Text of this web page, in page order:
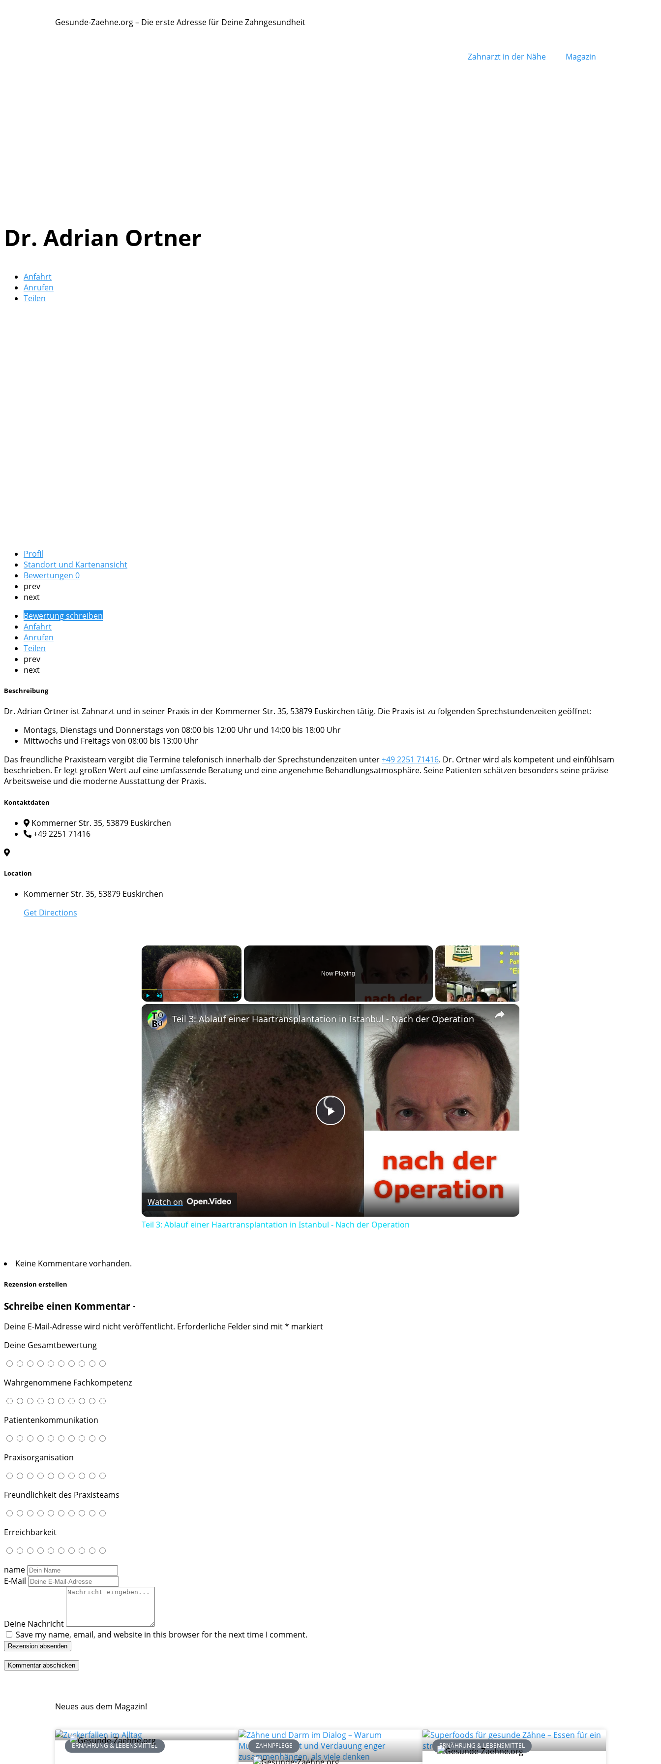
Gesunde-Zaehne.org – Die erste Adresse für Deine Zahngesundheit
Zahnarzt in der Nähe Magazin
Dr. Adrian Ortner
Anfahrt
Anrufen
Teilen
Profil
Standort und Kartenansicht
Bewertungen 0
prev
next
Bewertung schreiben
Anfahrt
Anrufen
Teilen
prev
next
Beschreibung
Dr. Adrian Ortner ist Zahnarzt und in seiner Praxis in der Kommerner Str. 35, 53879 Euskirchen tätig. Die Praxis ist zu folgenden Sprechstundenzeiten geöffnet:
Montags, Dienstags und Donnerstags von 08:00 bis 12:00 Uhr und 14:00 bis 18:00 Uhr
Mittwochs und Freitags von 08:00 bis 13:00 Uhr
Das freundliche Praxisteam vergibt die Termine telefonisch innerhalb der Sprechstundenzeiten unter+49 2251 71416. Dr. Ortner wird als kompetent und einfühlsam
beschrieben. Er legt großen Wert auf eine umfassende Beratung und eine angenehme Behandlungsatmosphäre. Seine Patienten schätzen besonders seine präzise
Arbeitsweise und die moderne Ausstattung der Praxis.
Kontaktdaten
Kommerner Str. 35, 53879 Euskirchen
+49 2251 71416
Location
Kommerner Str. 35, 53879 Euskirchen
Get Directions
×
Now Playing
×
Play
Teil 3: Ablauf einer Haartransplantation in Istanbul - Nach der Operation
Watch on
Teil 3: Ablauf einer Haartransplantation in Istanbul - Nach der Operation
Keine Kommentare vorhanden.
Rezension erstellen
Schreibe einen Kommentar ·
Deine E-Mail-Adresse wird nicht veröffentlicht. Erforderliche Felder sind mit* markiert
Deine Gesamtbewertung
Wahrgenommene Fachkompetenz
Patientenkommunikation
Praxisorganisation
Freundlichkeit des Praxisteams
Erreichbarkeit
name
E-Mail
Deine Nachricht
Save my name, email, and website in this browser for the next time I comment.
Rezension absenden
Neues aus dem Magazin!
ERNÄHRUNG & LEBENSMITTEL ZAHNPFLEGE ERNÄHRUNG & LEBENSMITTEL